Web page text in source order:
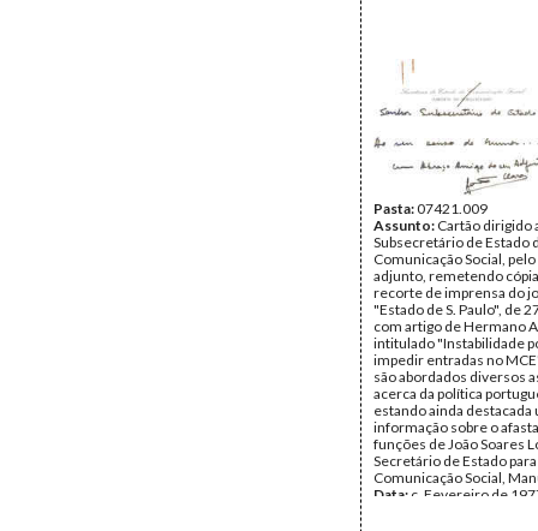
Pasta:07421.009
Assunto: Cartão dirigido
Subsecretário de Estado
Comunicação Social,
adjunto, remetendo
recorte de imprensa do
"Estado de S. Paulo", de
com artigo de Hermano
intitulado "Instabilidade
impedir entradas no
são abordados diversos
acerca da política
estando ainda destacada
informação sobre o
funções de João Soares
Secretário de Estado para
Comunicação Social,
Data: c. Fevereiro de